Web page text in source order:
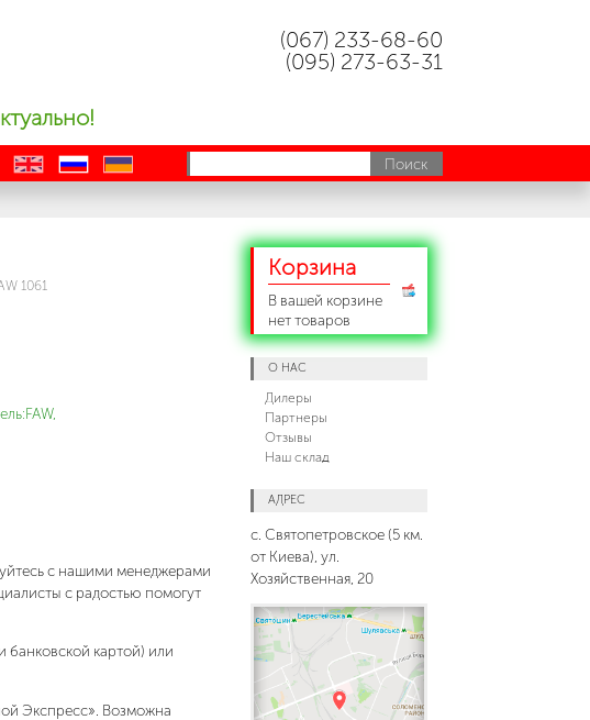
(067) 233-68-60
(095) 273-63-31
en ru
uk
1061
с нашими менеджерами
с радостью помогут
банковской картой) или
Экспресс». Возможна
Корзина
В вашей корзине
нет товаров
О НАС
Дилеры
Партнеры
Отзывы
Наш склад
АДРЕС
с. Святопетровское (5 км.
от Киева), ул.
Хозяйственная, 20